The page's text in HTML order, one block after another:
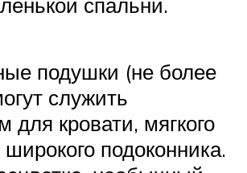
подушки (не более
служить
для кровати, мягкого
подоконника.